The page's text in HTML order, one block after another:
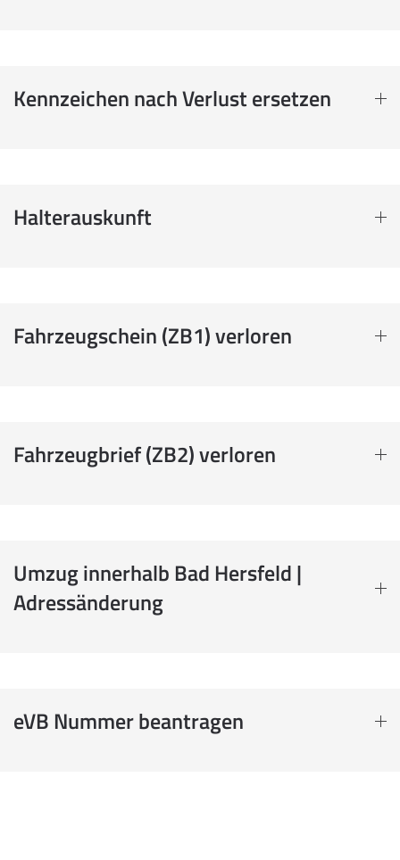
Kennzeichen nach Verlust ersetzen
Halterauskunft
Fahrzeugschein (ZB1) verloren
Fahrzeugbrief (ZB2) verloren
Umzug innerhalb Bad Hersfeld |
Adressänderung
eVB Nummer beantragen